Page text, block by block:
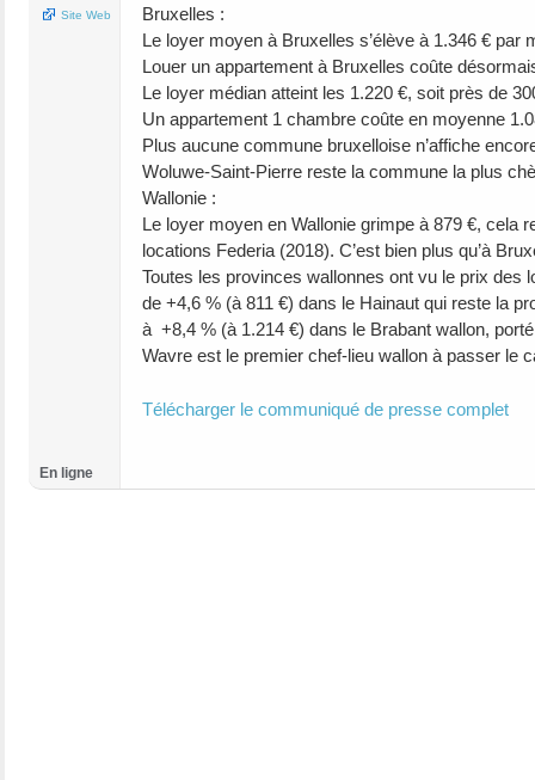
Site Web
Bruxelles :
Le loyer moyen à Bruxelles s’élève à 1.346 €
Louer un appartement à Bruxelles coûte
Le loyer médian atteint les 1.220 €, soit près de
Un appartement 1 chambre coûte en moyenne
Plus aucune commune bruxelloise n’affiche
Woluwe-Saint-Pierre reste la commune la plus
Wallonie :
Le loyer moyen en Wallonie grimpe à 879 €, cela
locations Federia (2018). C’est bien plus qu’à
Toutes les provinces wallonnes ont vu le prix des
de +4,6 % (à 811 €) dans le Hainaut qui reste la
à +8,4 % (à 1.214 €) dans le Brabant wallon,
Wavre est le premier chef-lieu wallon à passer le
Télécharger le communiqué de presse complet
En ligne